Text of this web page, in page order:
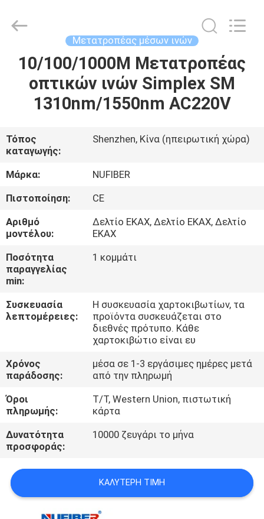
ΣΠΊΤΙ
ΠΡΟΪΌΝΤΑ
ΠΕΡΊΠΟΥ
ΕΜΕΊΣ
ΓΎΡΟΣ
ΕΡΓΟΣΤΑΣΊΩΝ
ΠΟΙΟΤΙΚΌΣ
ΈΛΕΓΧΟΣ
ΜΑΣ
ΕΠΑΦΉ
ΜΕ
ΕΙΔΉΣΕΙΣ
ΖΗΤΉΣΤΕ
ΈΝΑ
ΑΠΌΣΠΑΣΜΑ
Rights
Μετατροπέας μέσων ινών
10/100/1000M Μετατροπέας
οπτικών ινών Simplex SM
1310nm/1550nm AC220V
Τόπος
καταγωγής:
Shenzhen, Κίνα (ηπειρωτική χώρα)
Μάρκα:
NUFIBER
Πιστοποίηση:
CE
Αριθμό
μοντέλου:
Δελτίο ΕΚΑΧ, Δελτίο ΕΚΑΧ, Δελτίο
ΕΚΑΧ
Ποσότητα
παραγγελίας
min:
1 κομμάτι
Συσκευασία
λεπτομέρειες:
Η συσκευασία χαρτοκιβωτίων, τα
προϊόντα συσκευάζεται στο
διεθνές πρότυπο. Κάθε
χαρτοκιβώτιο είναι ευ
Χρόνος
παράδοσης:
μέσα σε 1-3 εργάσιμες ημέρες μετά
από την πληρωμή
Όροι
πληρωμής:
T/T, Western Union, πιστωτική
κάρτα
Δυνατότητα
προσφοράς:
10000 ζευγάρι το μήνα
ΚΑΛΎΤΕΡΗ ΤΙΜΉ